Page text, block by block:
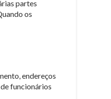
partes
os
endereços
funcionários